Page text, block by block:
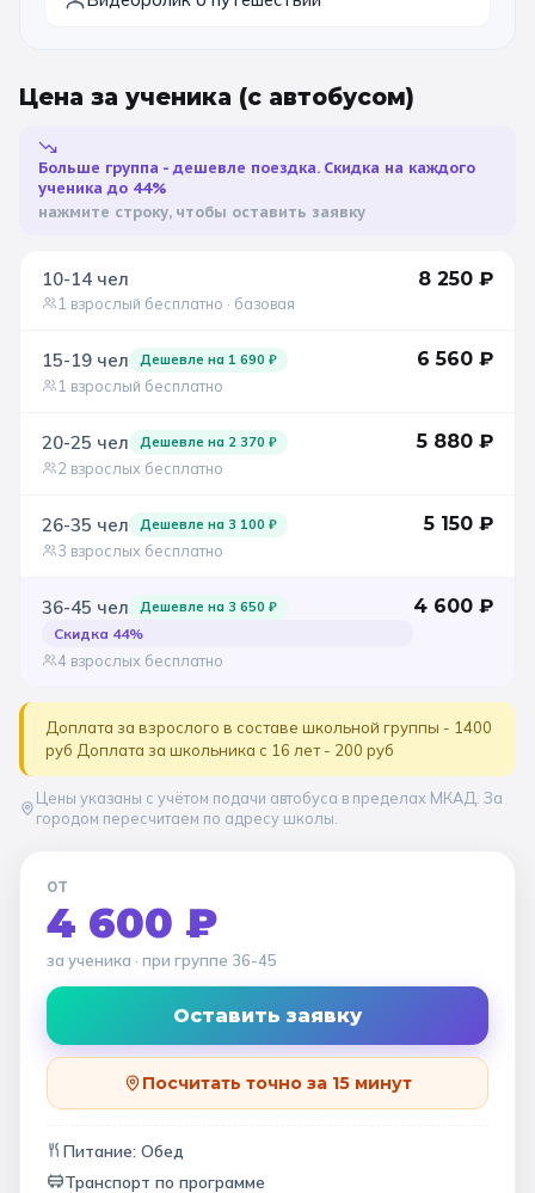
Цена за ученика (с автобусом)
Больше группа - дешевле поездка. Скидка на каждого
ученика до 44%
нажмите строку, чтобы оставить заявку
10-14 чел
1 взрослый бесплатно · базовая
8 250 ₽
15-19 чел Дешевле на 1 690 ₽
1 взрослый бесплатно
6 560 ₽
20-25 чел Дешевле на 2 370 ₽
2 взрослых бесплатно
5 880 ₽
26-35 чел Дешевле на 3 100 ₽
3 взрослых бесплатно
5 150 ₽
36-45 чел
Скидка 44%
Дешевле на 3 650 ₽
4 взрослых бесплатно
4 600 ₽
Доплата за взрослого в составе школьной группы - 1400
руб Доплата за школьника с 16 лет - 200 руб
Цены указаны с учётом подачи автобуса в пределах МКАД. За
городом пересчитаем по адресу школы.
ОТ
4 600 ₽
за ученика · при группе 36-45
Оставить заявку
Посчитать точно за 15 минут
Питание: Обед
Транспорт по программе